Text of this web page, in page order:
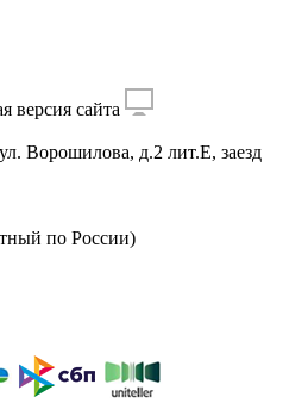
версия сайта
Ворошилова, д.2 лит.Е, заезд
по России)